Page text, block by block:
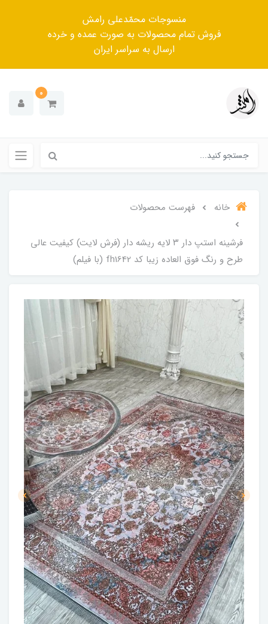
منسوجات محمّدعلی رامش
فروش تمام محصولات به صورت عمده و خرده
ارسال به سراسر ایران
0
خانه فهرست محصولات
فرشینه استپ دار ۳ لایه ریشه دار (فرش لایت) کیفیت عالی
طرح و رنگ فوق العاده زیبا کد fh1642 (با فیلم)